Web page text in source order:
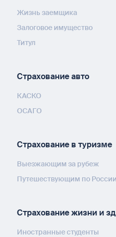
Жизнь заемщика
Залоговое имущество
Титул
Страхование авто
КАСКО
ОСАГО
Страхование в туризме
Выезжающим за рубеж
Путешествующим по России
Страхование жизни и
Иностранные студенты